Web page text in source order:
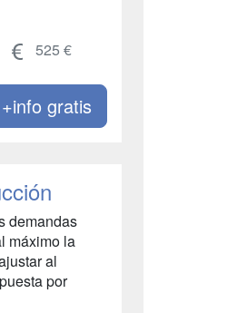
525 €
+info gratis
demandas
máximo la
al
por